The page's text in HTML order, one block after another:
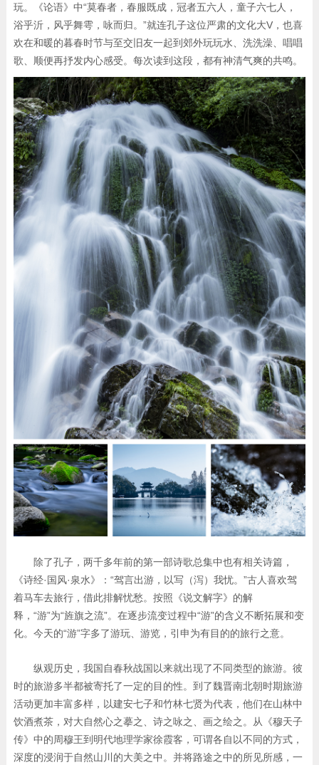
玩。《论语》中“莫春者，春服既成，冠者五六人，童子六七人，
浴乎沂，风乎舞雩，咏而归。”就连孔子这位严肃的文化大V，也喜
欢在和暖的暮春时节与至交旧友一起到郊外玩玩水、洗洗澡、唱唱
歌、顺便再抒发内心感受。每次读到这段，都有神清气爽的共鸣。
除了孔子，两千多年前的第一部诗歌总集中也有相关诗篇，
《诗经·国风·泉水》：“驾言出游，以写（泻）我忧。”古人喜欢驾
着马车去旅行，借此排解忧愁。按照《说文解字》的解
释，“游”为“旌旗之流”。在逐步流变过程中“游”的含义不断拓展和变
化。今天的“游”字多了游玩、游览，引申为有目的的旅行之意。
纵观历史，我国自春秋战国以来就出现了不同类型的旅游。彼
时的旅游多半都被寄托了一定的目的性。到了魏晋南北朝时期旅游
活动更加丰富多样，以建安七子和竹林七贤为代表，他们在山林中
饮酒煮茶，对大自然心之摹之、诗之咏之、画之绘之。从《穆天子
传》中的周穆王到明代地理学家徐霞客，可谓各自以不同的方式，
深度的浸润于自然山川的大美之中。并将路途之中的所见所感，一